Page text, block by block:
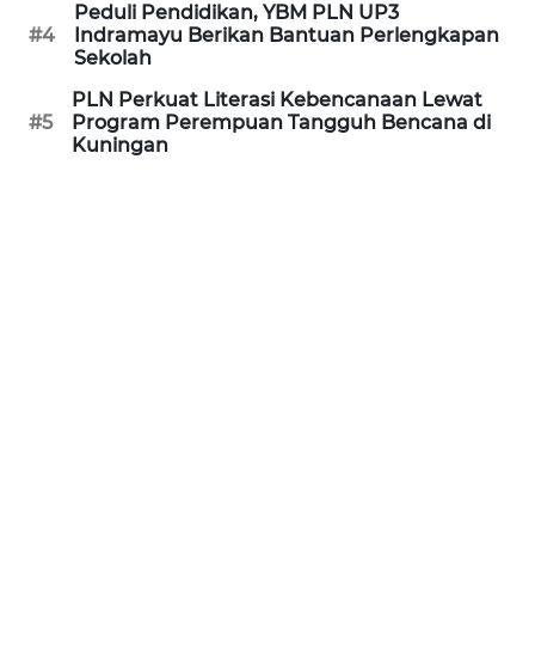
#4
Peduli Pendidikan, YBM PLN UP3
Indramayu Berikan Bantuan Perlengkapan
Sekolah
#5
PLN Perkuat Literasi Kebencanaan Lewat
Program Perempuan Tangguh Bencana di
Kuningan
WN
SUKABUMI
WN
PURWAKARTA